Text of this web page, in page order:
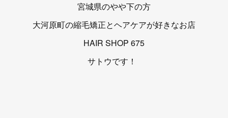
宮城県のやや下の方
大河原町の縮毛矯正とヘアケアが好きなお店
HAIR SHOP 675
サトウです！